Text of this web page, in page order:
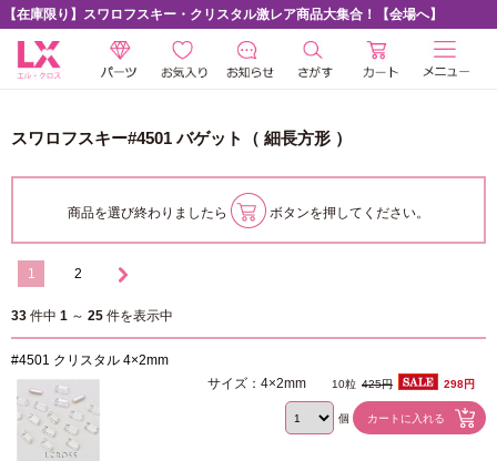
【在庫限り】スワロフスキー・クリスタル激レア商品大集合！【会場へ】
スワロフスキー#4501 バゲット（ 細長方形 ）
商品を選び終わりましたら ボタンを押してください。
1 2
33 件中 1 ～ 25 件を表示中
#4501 クリスタル 4×2mm
サイズ：4×2mm 10粒 425円 298円
個